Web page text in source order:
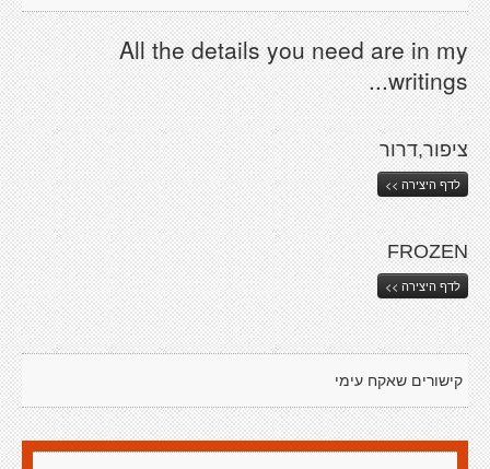
All the details you need are in my
writings...
ציפור,דרור
לדף היצירה >>
FROZEN
לדף היצירה >>
קישורים שאקח עימי